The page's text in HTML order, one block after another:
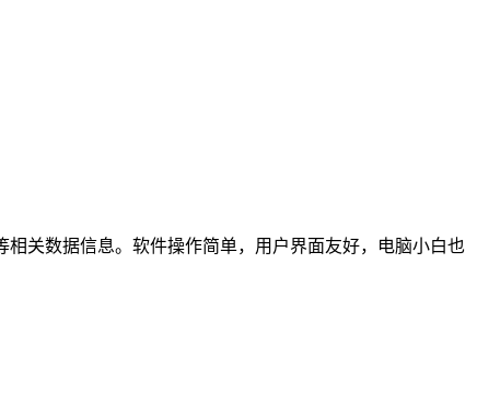
关数据信息。软件操作简单，用户界面友好，电脑小白也